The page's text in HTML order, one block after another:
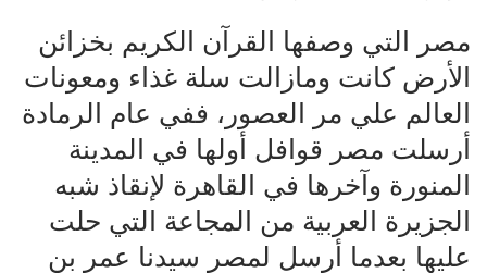
مصر التي وصفها القرآن الكريم بخزائن
الأرض كانت ومازالت سلة غذاء ومعونات
العالم علي مر العصور، ففي عام الرمادة
أرسلت مصر قوافل أولها في المدينة
المنورة وآخرها في القاهرة لإنقاذ شبه
الجزيرة العربية من المجاعة التي حلت
عليها بعدما أرسل لمصر سيدنا عمر بن